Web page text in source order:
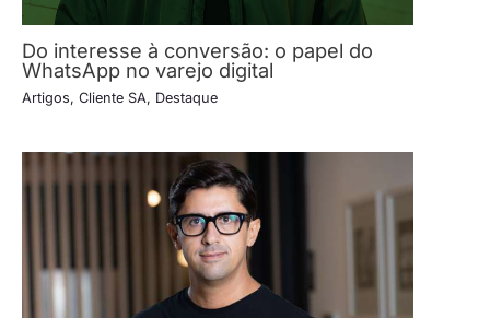
Do interesse à conversão: o papel do
WhatsApp no varejo digital
Artigos, Cliente SA, Destaque